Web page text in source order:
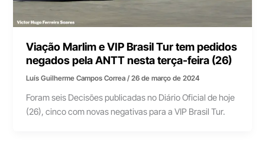
Viação Marlim e VIP Brasil Tur tem pedidos
negados pela ANTT nesta terça-feira (26)
Luís Guilherme Campos Correa/26 de março de 2024
Foram seis Decisões publicadas no Diário Oficial de hoje
(26), cinco com novas negativas para a VIP Brasil Tur.